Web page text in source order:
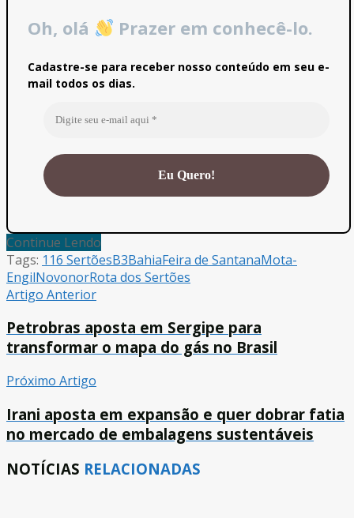
Oh, olá Prazer em conhecê-lo.
Cadastre-se para receber nosso conteúdo em seu e-
mail todos os dias.
Continue Lendo
Tags: 116 SertõesB3BahiaFeira de SantanaMota-
EngilNovonorRota dos Sertões
Artigo Anterior
Petrobras aposta em Sergipe para
transformar o mapa do gás no Brasil
Próximo Artigo
Irani aposta em expansão e quer dobrar fatia
no mercado de embalagens sustentáveis
NOTÍCIAS RELACIONADAS